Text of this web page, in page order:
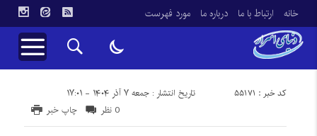
خانه ارتباط با ما درباره ما مورد فهرست
تاریخ انتشار : جمعه ۷ آذر ۱۴۰۴ - ۱۷:۰۱ کد خبر : 55171
چاپ خبر 0 نظر